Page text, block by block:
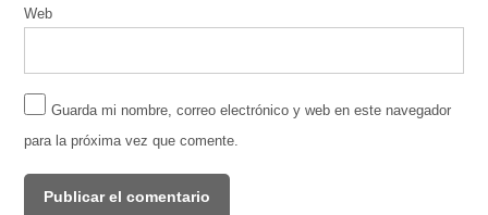
Web
Guarda mi nombre, correo electrónico y web en este navegador
para la próxima vez que comente.